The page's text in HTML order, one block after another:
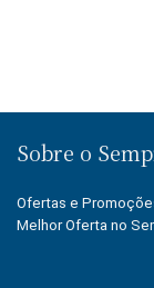
Sobre o
Ofertas e
Melhor Oferta no